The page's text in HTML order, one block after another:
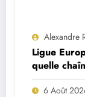
Alexandre
Ligue
quelle
match ?
6 Août